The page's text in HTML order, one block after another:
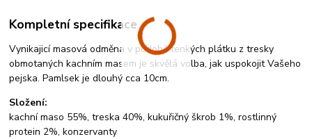
Kompletní specifikace
Vynikajicí masová odměna v podobě tenkých plátku z tresky
obmotaných kachním masem je skvělá volba, jak uspokojit Vašeho
pejska. Pamlsek je dlouhý cca 10cm.
Složení:
kachní maso 55%, treska 40%, kukuřičný škrob 1%, rostlinný
protein 2%, konzervanty